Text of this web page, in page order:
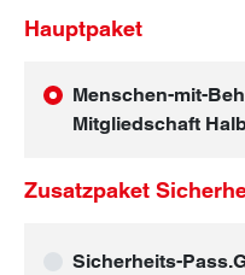
Hauptpaket
Menschen-mit-
Mitgliedschaft
Zusatzpaket
Sicherheits-